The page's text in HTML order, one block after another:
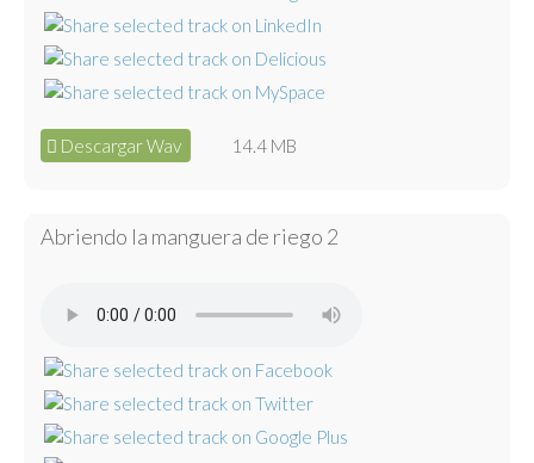
Descargar Wav 14.4 MB
Abriendo la manguera de riego 2